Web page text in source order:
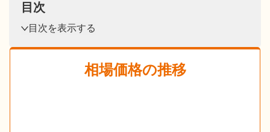
目次
目次を表示する
相場価格の推移